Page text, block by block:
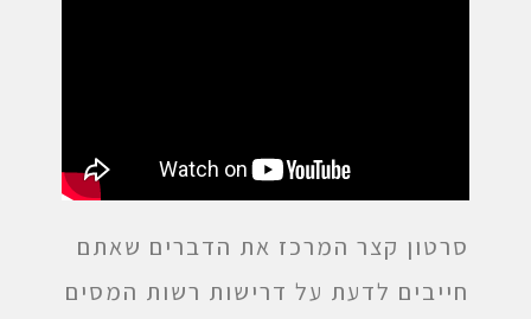
סרטון קצר המרכז את הדברים שאתם
חייבים לדעת על דרישות רשות המסים